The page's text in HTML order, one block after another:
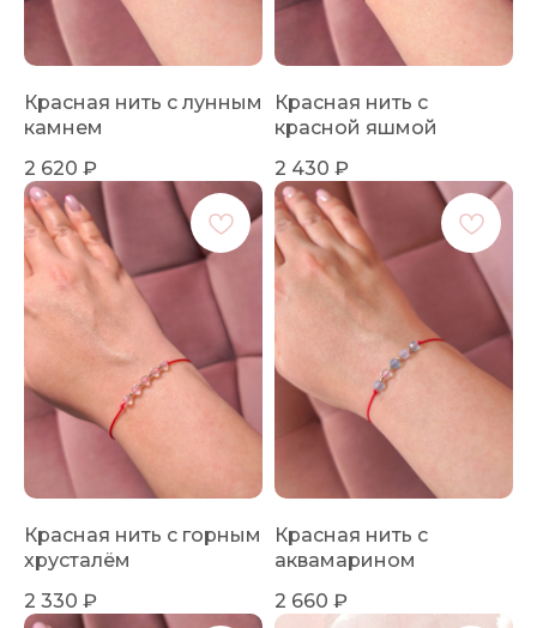
Красная нить с лунным
камнем
2 620 ₽
Красная нить с
красной яшмой
2 430 ₽
Красная нить с горным
хрусталём
2 330 ₽
Красная нить с
аквамарином
2 660 ₽